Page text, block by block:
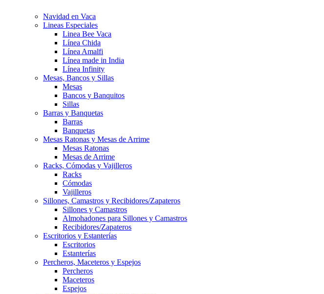
Navidad en Vaca
Lineas Especiales
Linea Bee Vaca
Línea Chida
Línea Amalfi
Línea made in India
Línea Infinity
Mesas, Bancos y Sillas
Mesas
Bancos y Banquitos
Sillas
Barras y Banquetas
Barras
Banquetas
Mesas Ratonas y Mesas de Arrime
Mesas Ratonas
Mesas de Arrime
Racks, Cómodas y Vajilleros
Racks
Cómodas
Vajilleros
Sillones, Camastros y Recibidores/Zapateros
Sillones y Camastros
Almohadones para Sillones y Camastros
Recibidores/Zapateros
Escritorios y Estanterías
Escritorios
Estanterías
Percheros, Maceteros y Espejos
Percheros
Maceteros
Espejos